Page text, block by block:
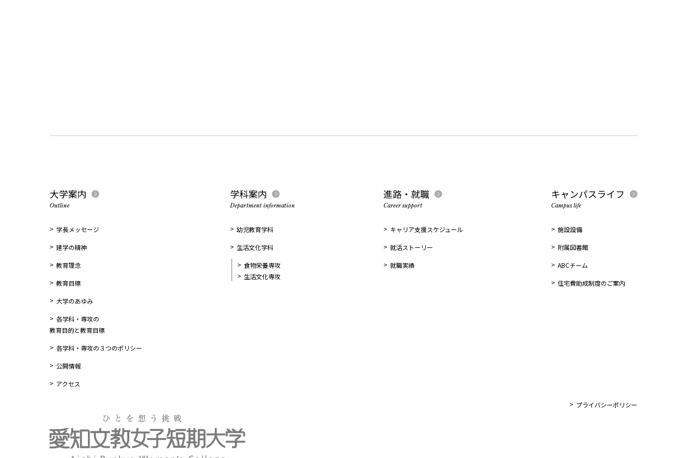
大学案内
Outline
学長メッセージ
建学の精神
教育理念
教育目標
大学のあゆみ
各学科・専攻の
教育目的と教育目標
各学科・専攻の３つのポリシー
公開情報
アクセス
学科案内
Department information
幼児教育学科
生活文化学科
食物栄養専攻
生活文化専攻
進路・就職
Career support
キャリア支援スケジュール
就活ストーリー
就職実績
キャンパスライフ
Campus life
施設設備
附属図書館
ABCチーム
住宅費助成制度のご案内
プライバシーポリシー